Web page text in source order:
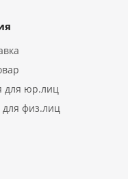
для юр.лиц
для физ.лиц